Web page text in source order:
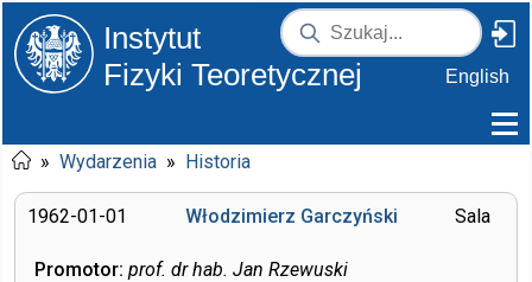
Instytut
Fizyki Teoretycznej
English
» Wydarzenia » Historia
1962-01-01 Sala
Włodzimierz Garczyński
Promotor: prof. dr hab. Jan Rzewuski